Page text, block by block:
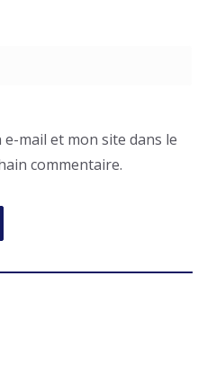
mail et mon site dans le
commentaire.